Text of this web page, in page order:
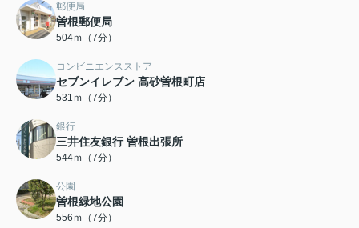
郵便局
曽根郵便局
504ｍ（7分）
コンビニエンスストア
セブンイレブン 高砂曽根町店
531ｍ（7分）
銀行
三井住友銀行 曽根出張所
544ｍ（7分）
公園
曽根緑地公園
556ｍ（7分）